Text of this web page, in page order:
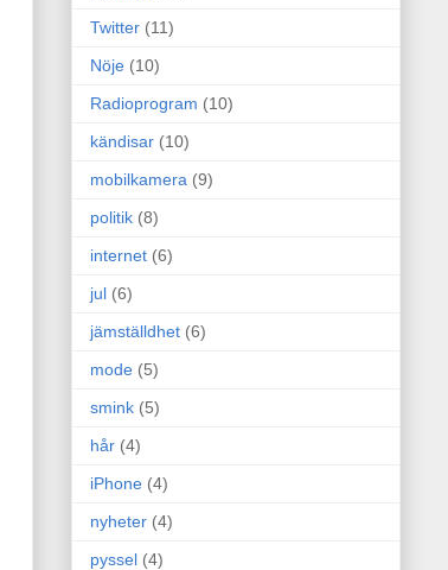
Twitter (11)
Nöje (10)
Radioprogram (10)
kändisar (10)
mobilkamera (9)
politik (8)
internet (6)
jul (6)
jämställdhet (6)
mode (5)
smink (5)
hår (4)
iPhone (4)
nyheter (4)
pyssel (4)